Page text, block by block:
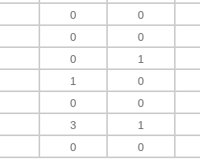
0 0
0 0
0 1
1 0
0 0
3 1
0 0